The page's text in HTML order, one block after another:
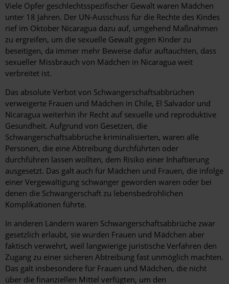
Viele Opfer geschlechtsspezifischer Gewalt waren Mädchen
unter 18 Jahren. Der UN-Ausschuss für die Rechte des Kindes
rief im Oktober Nicaragua dazu auf, umgehend Maßnahmen
zu ergreifen, um die sexuelle Gewalt gegen Kinder zu
beseitigen, da immer mehr Beweise dafür auftauchten, dass
sexueller Missbrauch von Mädchen in Nicaragua weit
verbreitet ist.
Das absolute Verbot von Schwangerschaftsabbrüchen
verweigerte Frauen und Mädchen in Chile, El Salvador und
Nicaragua weiterhin ihr Recht auf sexuelle und reproduktive
Gesundheit. Aufgrund von Gesetzen, die
Schwangerschaftsabbrüche kriminalisierten, waren alle
Personen, die eine Abtreibung durchführten oder
durchführen lassen wollten, dem Risiko einer Inhaftierung
ausgesetzt. Das galt auch für Mädchen und Frauen, die infolge
einer Vergewaltigung schwanger geworden waren oder bei
denen die Schwangerschaft zu lebensbedrohlichen
Komplikationen führte.
In anderen Ländern waren Schwangerschaftsabbrüche zwar
gesetzlich erlaubt, sie wurden Frauen und Mädchen aber
faktisch verwehrt, weil langwierige juristische Verfahren den
Zugang zu einer sicheren Abtreibung fast unmöglich machten.
Das galt insbesondere für Frauen und Mädchen, die nicht
über die finanziellen Mittel verfügten, um den